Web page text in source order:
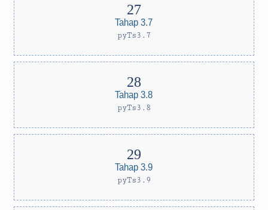
Tahap 3.7
pyTs3.7
Tahap 3.8
pyTs3.8
Tahap 3.9
pyTs3.9